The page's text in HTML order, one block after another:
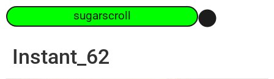
sugarscroll
Instant_62